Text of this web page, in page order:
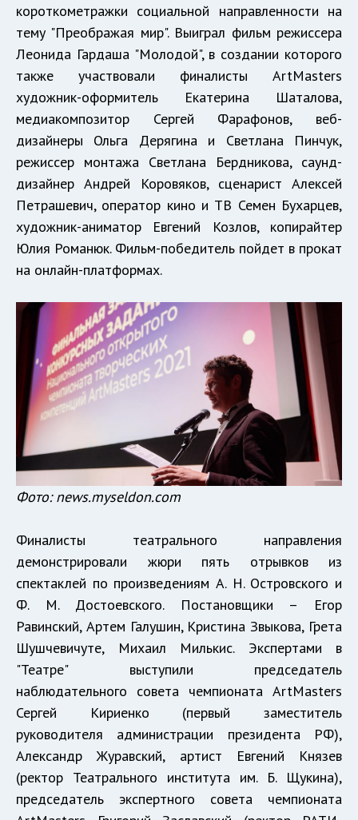
короткометражки социальной направленности на
тему "Преображая мир". Выиграл фильм режиссера
Леонида Гардаша "Молодой", в создании которого
также участвовали финалисты ArtMasters
художник-оформитель Екатерина Шаталова,
медиакомпозитор Сергей Фарафонов, веб-
дизайнеры Ольга Дерягина и Светлана Пинчук,
режиссер монтажа Светлана Бердникова, саунд-
дизайнер Андрей Коровяков, сценарист Алексей
Петрашевич, оператор кино и ТВ Семен Бухарцев,
художник-аниматор Евгений Козлов, копирайтер
Юлия Романюк. Фильм-победитель пойдет в прокат
на онлайн-платформах.
Фото: news.myseldon.com
Финалисты театрального направления
демонстрировали жюри пять отрывков из
спектаклей по произведениям А. Н. Островского и
Ф. М. Достоевского. Постановщики – Егор
Равинский, Артем Галушин, Кристина Звыкова, Грета
Шушчевичуте, Михаил Милькис. Экспертами в
"Театре" выступили председатель
наблюдательного совета чемпионата ArtMasters
Сергей Кириенко (первый заместитель
руководителя администрации президента РФ),
Александр Журавский, артист Евгений Князев
(ректор Театрального института им. Б. Щукина),
председатель экспертного совета чемпионата